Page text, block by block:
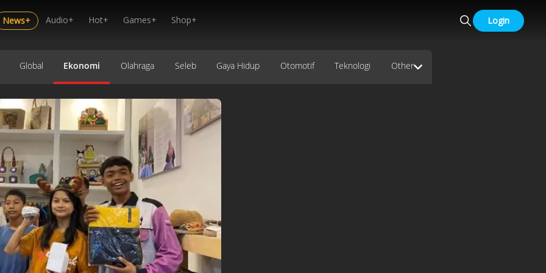
News+ Audio+ Hot+ Games+ Shop+ Login
Global Ekonomi Olahraga Seleb Gaya Hidup Otomotif Teknologi Other